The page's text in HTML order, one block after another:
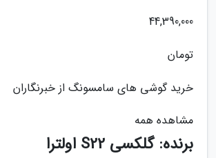
44,390,000
تومان
خرید گوشی های سامسونگ از خبرنگاران
مشاهده همه
برنده: گلکسی S22 اولترا